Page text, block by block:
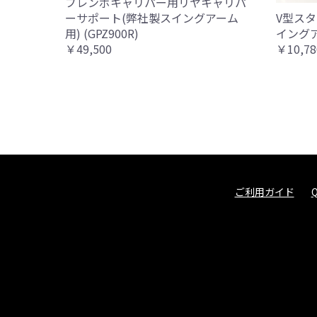
ーサポート(弊社製スイングアーム
用) (GPZ900R)
￥49,500
V型ス
イング
￥
ご利用ガイド